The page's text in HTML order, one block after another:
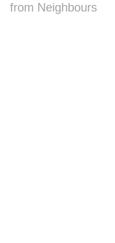
from Neighbours